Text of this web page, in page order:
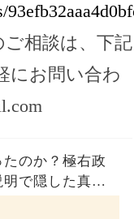
相談は、下記
にお問い合わ
たのか？極右政
で隠した真実